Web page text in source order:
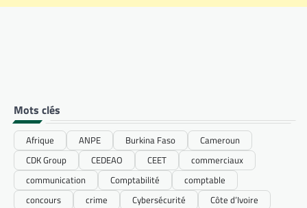
Mots clés
Afrique ANPE Burkina Faso
Cameroun
CDK Group
CEDEAO CEET
commerciaux
communication
Comptabilité
comptable
concours
crime Cybersécurité
Côte d’Ivoire